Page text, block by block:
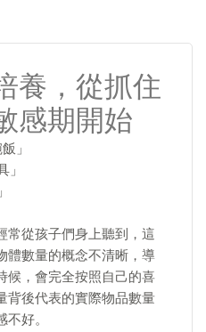
養，從抓住
感期開始
」
」
常從孩子們身上聽到，這
體數量的概念不清晰，導
候，會完全按照自己的喜
背後代表的實際物品數量
好。